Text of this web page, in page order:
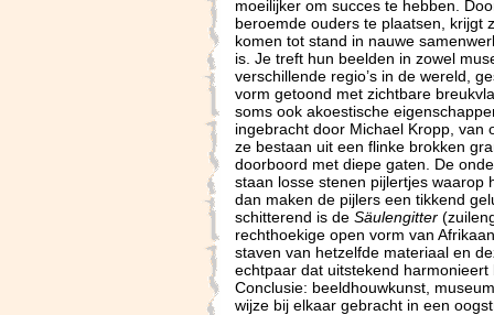
moeilijker om succes te hebben.
beroemde ouders te plaatsen, krijgt
komen tot stand in nauwe
is. Je treft hun beelden in zowel
verschillende regio’s in de wereld,
vorm getoond met zichtbare
soms ook akoestische
ingebracht door Michael Kropp,
ze bestaan uit een flinke brokken
doorboord met diepe gaten. De
staan losse stenen pijlertjes waarop
dan maken de pijlers een tikkend
schitterend is de Säulengitter
rechthoekige open vorm van
staven van hetzelfde materiaal en
echtpaar dat uitstekend
Conclusie: beeldhouwkunst,
wijze bij elkaar gebracht in een